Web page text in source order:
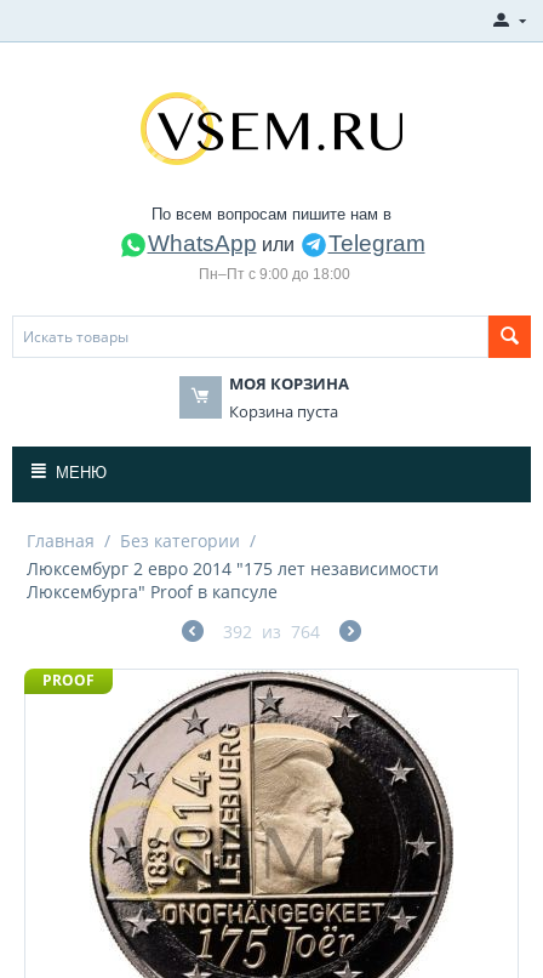
По всем вопросам пишите нам в
WhatsApp или Telegram
Пн–Пт с 9:00 до 18:00
МОЯ КОРЗИНА
Корзина пуста
МЕНЮ
Главная / Без категории /
Люксембург 2 евро 2014 "175 лет независимости
Люксембурга" Proof в капсуле
392 из 764
PROOF